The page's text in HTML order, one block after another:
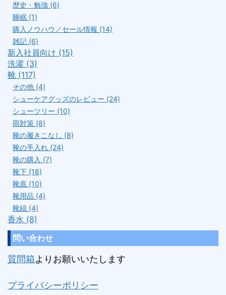
歴史・勉強 (6)
睡眠 (1)
購入ノウハウ／セール情報 (14)
雑記 (6)
新入社員向け (15)
洗濯 (3)
靴 (117)
その他 (4)
シューケアグッズのレビュー (24)
シューツリー (10)
雨対策 (8)
靴の履きこなし (8)
靴の手入れ (24)
靴の購入 (7)
靴下 (18)
靴底 (10)
靴用品 (4)
靴紐 (4)
香水 (8)
問い合わせ
質問箱よりお願いいたします
プライバシーポリシー